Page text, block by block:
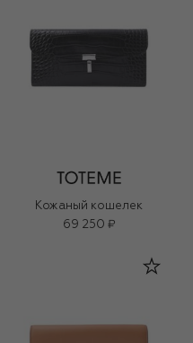
Кожаный кошелек
69 250 ₽